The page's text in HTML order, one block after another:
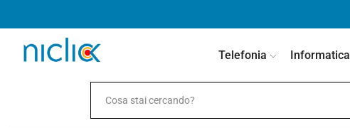
Telefonia Informatica